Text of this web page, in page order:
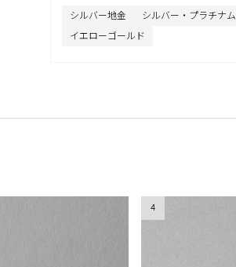
シルバー地金 シルバー・プラチナム
イエローゴールド
4